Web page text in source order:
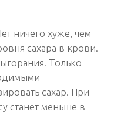
ничего хуже, чем
сахара в крови.
Только
сахар. При
станет меньше в